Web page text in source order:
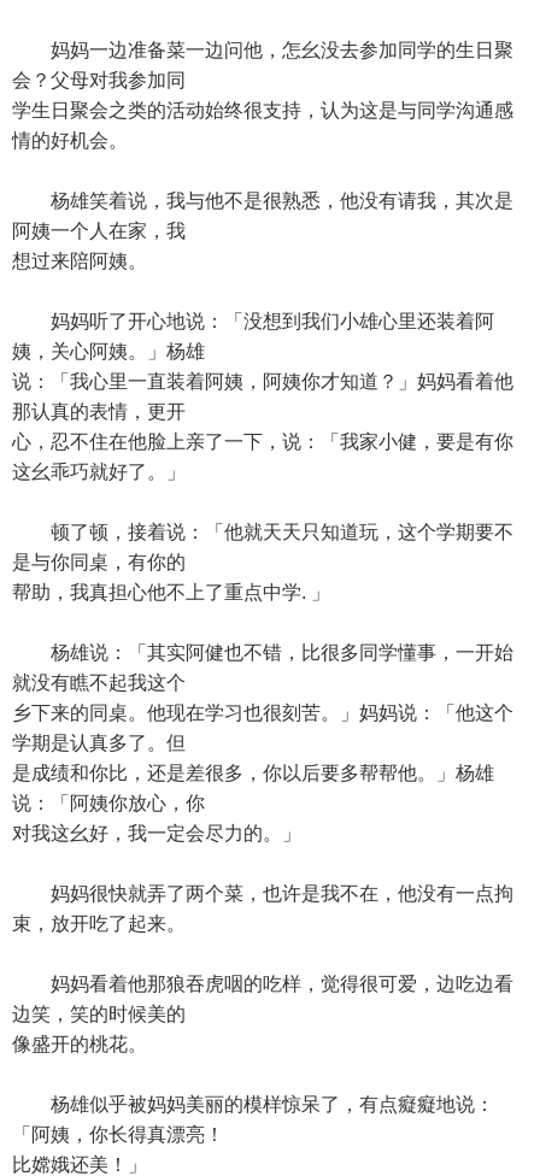
妈妈一边准备菜一边问他，怎幺没去参加同学的生日聚
会？父母对我参加同
学生日聚会之类的活动始终很支持，认为这是与同学沟通感
情的好机会。
杨雄笑着说，我与他不是很熟悉，他没有请我，其次是
阿姨一个人在家，我
想过来陪阿姨。
妈妈听了开心地说：「没想到我们小雄心里还装着阿
姨，关心阿姨。」杨雄
说：「我心里一直装着阿姨，阿姨你才知道？」妈妈看着他
那认真的表情，更开
心，忍不住在他脸上亲了一下，说：「我家小健，要是有你
这幺乖巧就好了。」
顿了顿，接着说：「他就天天只知道玩，这个学期要不
是与你同桌，有你的
帮助，我真担心他不上了重点中学. 」
杨雄说：「其实阿健也不错，比很多同学懂事，一开始
就没有瞧不起我这个
乡下来的同桌。他现在学习也很刻苦。」妈妈说：「他这个
学期是认真多了。但
是成绩和你比，还是差很多，你以后要多帮帮他。」杨雄
说：「阿姨你放心，你
对我这幺好，我一定会尽力的。」
妈妈很快就弄了两个菜，也许是我不在，他没有一点拘
束，放开吃了起来。
妈妈看着他那狼吞虎咽的吃样，觉得很可爱，边吃边看
边笑，笑的时候美的
像盛开的桃花。
杨雄似乎被妈妈美丽的模样惊呆了，有点癡癡地说：
「阿姨，你长得真漂亮！
比嫦娥还美！」